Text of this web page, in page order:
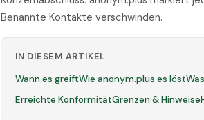
Benannte Kontakte verschwinden.
IN DIESEM ARTIKEL
Wann es greiftWie anonym.plus es löst
Erreichte KonformitätGrenzen & Hinweise